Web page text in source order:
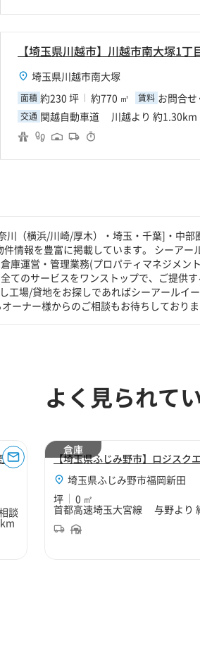
【埼玉県川越市】川越市南大塚1丁
埼玉県川越市南大塚
面積 約230 坪 約770 ㎡ 賃料 お問合
交通 関越自動車道 川越より 約1.30km
（横浜/川崎/厚木）・埼玉・千葉]・中部
情報を豊富に掲載しています。 シーアー
庫運営・管理業務(プロパティマネジメン
てのサービスをワンストップで、ご提供
工場/貸地をお探しであればシーアールイ
ーナー様からのご相談もお待ちしておりま
よく見られて
談
【埼玉県ふじみ野市】ロジスク
埼玉県ふじみ野市福岡新田
坪
0 ㎡
首都高速埼玉大宮線 与野より
倉庫